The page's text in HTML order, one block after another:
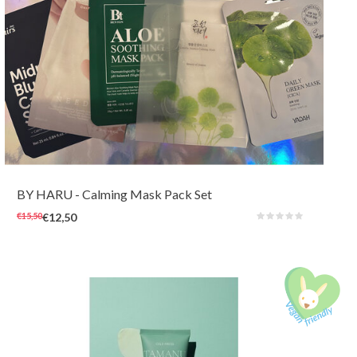
Voordeelset - 5 maskers voor een gekalmeerd en gebalanceerd huid. De
maskers zijn geselecteerd vanwege hun ontstekingsremmend, kalmerend
en verfrissend eigenschappen om de onrustige huid te helpen bij het
herstellen.
BY HARU - Calming Mask Pack Set
€15,50€12,50